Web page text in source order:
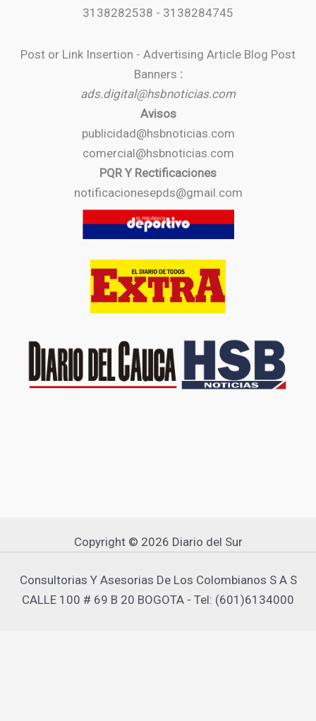
3138282538 - 3138284745
Post or Link Insertion - Advertising Article Blog Post
Banners :
ads.digital@hsbnoticias.com
Avisos
publicidad@hsbnoticias.com
comercial@hsbnoticias.com
PQR Y Rectificaciones
notificacionesepds@gmail.com
Copyright © 2026 Diario del Sur
Consultorias Y Asesorias De Los Colombianos S A S
CALLE 100 # 69 B 20 BOGOTA - Tel: (601)6134000